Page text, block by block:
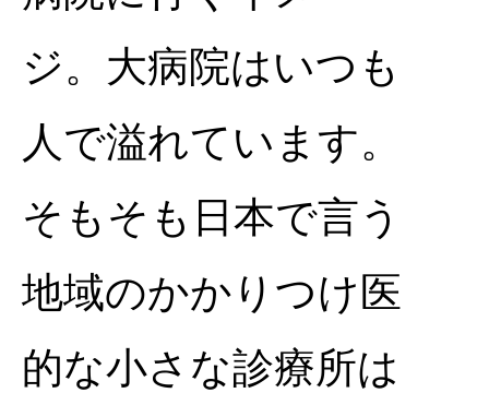
ジ。大病院はいつも
人で溢れています。
そもそも日本で言う
地域のかかりつけ医
的な小さな診療所は